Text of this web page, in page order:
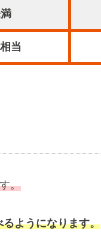
当
。
ようになります。